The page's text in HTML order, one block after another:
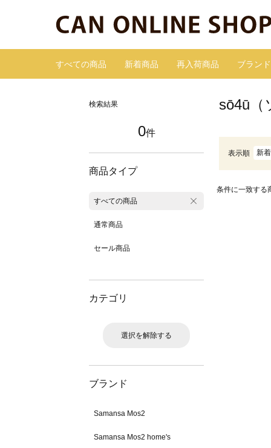
すべての商品 新着商品 再入荷商品 ブランド
検索結果
0件
商品タイプ
すべての商品
通常商品
セール商品
カテゴリ
選択を解除する
ブランド
Samansa Mos2
Samansa Mos2 home's
sō4ū（
表示順 新
条件に一致する